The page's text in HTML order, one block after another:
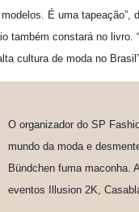
É uma
também constará no livro.
cultura de moda no
O organizador do SP
mundo da moda e
Bündchen fuma maconha.
eventos Illusion 2K,